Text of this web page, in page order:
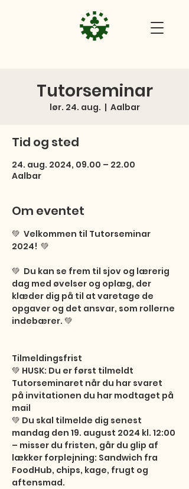
Tutorseminar
lør. 24. aug.
  |
Aalbar
Tid og sted
24. aug. 2024, 09.00 – 22.00
Aalbar
Om eventet
💚  Velkommen til Tutorseminar
2024!  💚
💚  Du kan se frem til sjov og lærerig
dag med øvelser og oplæg, der
klæder dig på til at varetage de
opgaver og det ansvar, som rollerne
indebærer. 💚
Tilmeldingsfrist
💚 HUSK: Du er først tilmeldt
Tutorseminaret når du har svaret
på invitationen du har modtaget på
mail
💚 Du skal tilmelde dig senest
mandag den 19. august 2024 kl. 12:00
– misser du fristen, går du glip af
lækker forplejning: Sandwich fra
FoodHub, chips, kage, frugt og
aftensmad.